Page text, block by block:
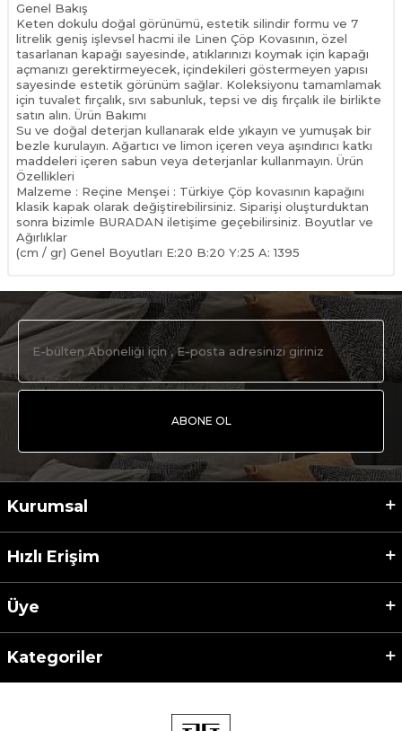
Genel Bakış
Keten dokulu doğal görünümü, estetik silindir formu ve 7
litrelik geniş işlevsel hacmi ile Linen Çöp Kovasının, özel
tasarlanan kapağı sayesinde, atıklarınızı koymak için kapağı
açmanızı gerektirmeyecek, içindekileri göstermeyen yapısı
sayesinde estetik görünüm sağlar. Koleksiyonu tamamlamak
için tuvalet fırçalık, sıvı sabunluk, tepsi ve diş fırçalık ile birlikte
satın alın. Ürün Bakımı
Su ve doğal deterjan kullanarak elde yıkayın ve yumuşak bir
bezle kurulayın. Ağartıcı ve limon içeren veya aşındırıcı katkı
maddeleri içeren sabun veya deterjanlar kullanmayın. Ürün
Özellikleri
Malzeme : Reçine Menşei : Türkiye Çöp kovasının kapağını
klasik kapak olarak değiştirebilirsiniz. Siparişi oluşturduktan
sonra bizimle BURADAN iletişime geçebilirsiniz. Boyutlar ve
Ağırlıklar
(cm / gr) Genel Boyutları E:20 B:20 Y:25 A: 1395
ABONE OL
Kurumsal
Hızlı Erişim
Üye
Kategoriler